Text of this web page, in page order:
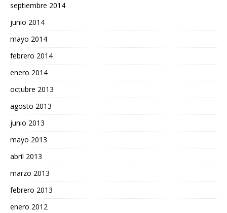
septiembre 2014
junio 2014
mayo 2014
febrero 2014
enero 2014
octubre 2013
agosto 2013
junio 2013
mayo 2013
abril 2013
marzo 2013
febrero 2013
enero 2012